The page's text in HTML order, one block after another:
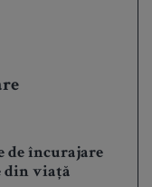
de încurajare
din viață